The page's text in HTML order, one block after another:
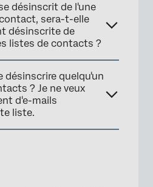
×
désinscrit de l'une
sera-t-elle
désinscrite de
listes de contacts ?
désinscrire quelqu'un
? Je ne veux
d'e-mails
liste.